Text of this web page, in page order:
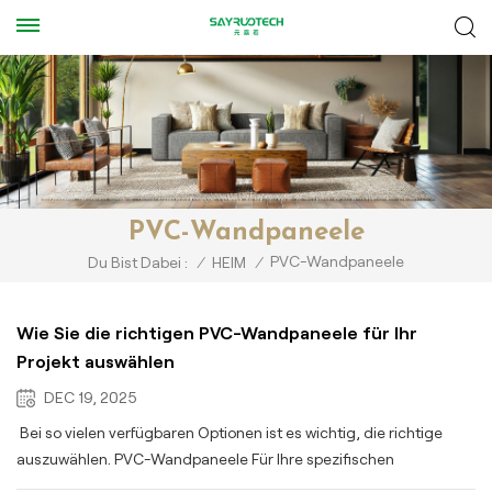
PVC-Wandpaneele
Du Bist Dabei : / HEIM / PVC-Wandpaneele
Wie Sie die richtigen PVC-Wandpaneele für Ihr
Projekt auswählen
DEC 19, 2025
Bei so vielen verfügbaren Optionen ist es wichtig, die richtige
auszuwählen. PVC-Wandpaneele Für Ihre spezifischen
Bedürfnisse. Hier sind einige wichtige Faktoren, die Sie